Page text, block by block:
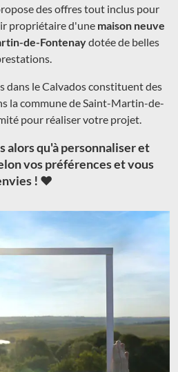
des offres tout inclus pour
propriétaire d'une maison neuve
de-Fontenaydotée de belles
dans le Calvados constituent des
la commune de Saint-Martin-de-
pour réaliser votre projet.
alors qu'à personnaliser et
vos préférences et vous
! ❤️